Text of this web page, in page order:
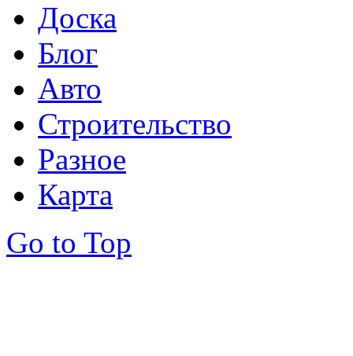
Доска
Блог
Авто
Строительство
Разное
Карта
Go to Top